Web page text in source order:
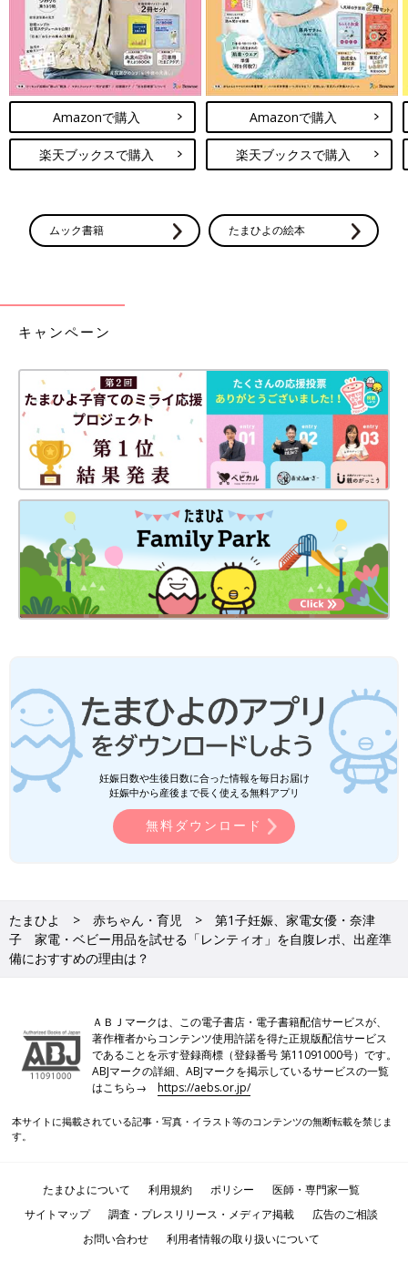
Amazonで購入
楽天ブックスで購入
Amazonで購入
楽天ブックスで購入
ムック書籍 たまひよの絵本
キャンペーン
妊娠日数や生後日数に合った情報を毎日お届け
妊娠中から産後まで長く使える無料アプリ
無料ダウンロード
たまひよ 赤ちゃん・育児
第1子妊娠、家電女優・奈津
子 家電・ベビー用品を試せる「レンティオ」を自腹レポ、出産準
備におすすめの理由は？
ＡＢＪマークは、この電子書店・電子書籍配信サービスが、
著作権者からコンテンツ使用許諾を得た正規版配信サービス
であることを示す登録商標（登録番号 第11091000号）です。
ABJマークの詳細、ABJマークを掲示しているサービスの一覧
はこちら→https://aebs.or.jp/
本サイトに掲載されている記事・写真・イラスト等のコンテンツの無断転載を禁じま
す。
たまひよについて 利用規約 ポリシー
医師・専門家一覧
サイトマップ
調査・プレスリリース・メディア掲載
広告のご相談
お問い合わせ
利用者情報の取り扱いについて